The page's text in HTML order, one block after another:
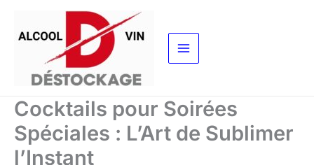
contenu
Cocktails pour Soirées
Spéciales : L’Art de Sublimer
l’Instant